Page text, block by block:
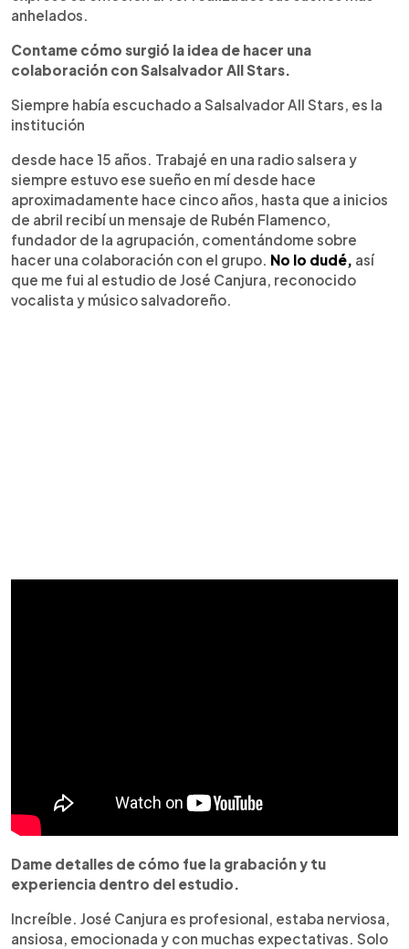
anhelados.
Contame cómo surgió la idea de hacer una
colaboración con Salsalvador All Stars.
Siempre había escuchado a Salsalvador All Stars, es la
institución
desde hace 15 años. Trabajé en una radio salsera y
siempre estuvo ese sueño en mí desde hace
aproximadamente hace cinco años, hasta que a inicios
de abril recibí un mensaje de Rubén Flamenco,
fundador de la agrupación, comentándome sobre
hacer una colaboración con el grupo. No lo dudé, así
que me fui al estudio de José Canjura, reconocido
vocalista y músico salvadoreño.
Dame detalles de cómo fue la grabación y tu
experiencia dentro del estudio.
Increíble. José Canjura es profesional, estaba nerviosa,
ansiosa, emocionada y con muchas expectativas. Solo